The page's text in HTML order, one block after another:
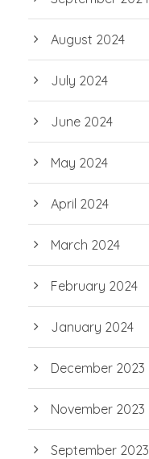
August 2024
July 2024
June 2024
May 2024
April 2024
March 2024
February 2024
January 2024
December 2023
November 2023
September 2023